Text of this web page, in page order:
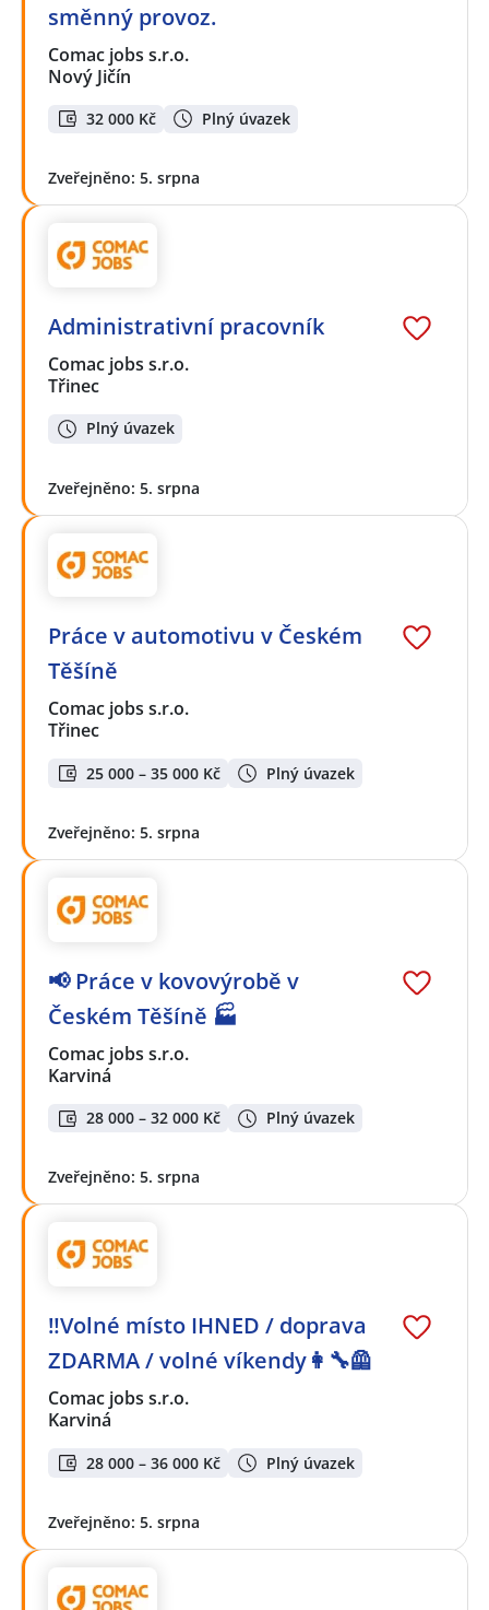
směnný provoz.
Comac jobs s.r.o.
Nový Jičín
32 000 Kč Plný úvazek
Zveřejněno: 5. srpna
Administrativní pracovník
Comac jobs s.r.o.
Třinec
Plný úvazek
Zveřejněno: 5. srpna
Práce v automotivu v Českém
Těšíně
Comac jobs s.r.o.
Třinec
25 000 – 35 000 Kč Plný úvazek
Zveřejněno: 5. srpna
📢 Práce v kovovýrobě v
Českém Těšíně 🏭
Comac jobs s.r.o.
Karviná
28 000 – 32 000 Kč Plný úvazek
Zveřejněno: 5. srpna
‼️Volné místo IHNED / doprava
ZDARMA / volné víkendy👩‍🔧🦺
Comac jobs s.r.o.
Karviná
28 000 – 36 000 Kč Plný úvazek
Zveřejněno: 5. srpna